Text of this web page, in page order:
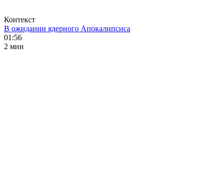
Контекст
В ожидании ядерного Апокалипсиса
01:56
2 мин